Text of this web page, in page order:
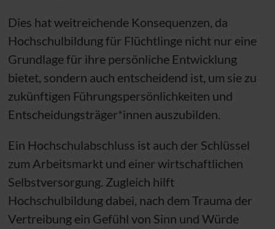
Dies hat weitreichende Konsequenzen, da
Hochschulbildung für Flüchtlinge nicht nur eine
Grundlage für ihre persönliche Entwicklung
bietet, sondern auch entscheidend ist, um sie zu
zukünftigen Führungspersönlichkeiten und
Entscheidungsträger*innen auszubilden.
Ein Hochschulabschluss ist auch der Schlüssel
zum Arbeitsmarkt und einer wirtschaftlichen
Selbstversorgung. Zugleich hilft
Hochschulbildung dabei, nach dem Trauma der
Vertreibung ein Gefühl von Sinn und Würde